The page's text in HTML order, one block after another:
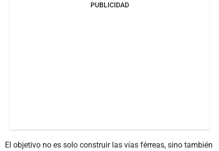
PUBLICIDAD
El objetivo no es solo construir las vías férreas, sino también